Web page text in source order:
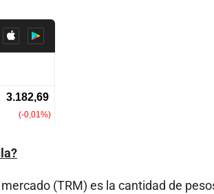
(TRM) es la cantidad de